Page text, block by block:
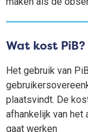
Wat kost PiB?
Het gebruik van
plaatsvindt. De
afhankelijk van het
gaat werken